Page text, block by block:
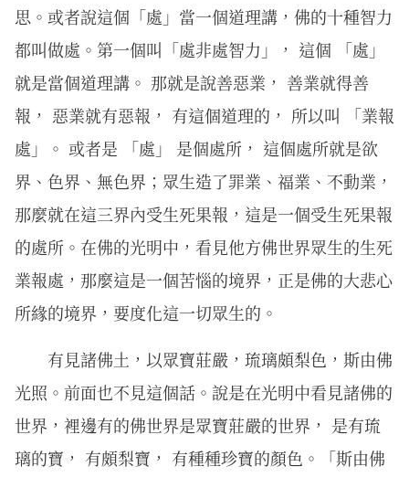
思。或者說這個「處」當一個道理講，佛的十種智力
都叫做處。第一個叫「處非處智力」， 這個 「處」
就是當個道理講。 那就是說善惡業， 善業就得善
報， 惡業就有惡報， 有這個道理的， 所以叫 「業報
處」。 或者是 「處」 是個處所， 這個處所就是欲
界、色界、無色界；眾生造了罪業、福業、不動業，
那麼就在這三界內受生死果報，這是一個受生死果報
的處所。在佛的光明中，看見他方佛世界眾生的生死
業報處，那麼這是一個苦惱的境界，正是佛的大悲心
所緣的境界，要度化這一切眾生的。
有見諸佛土，以眾寶莊嚴，琉璃頗梨色，斯由佛
光照。前面也不見這個話。說是在光明中看見諸佛的
世界，裡邊有的佛世界是眾寶莊嚴的世界， 是有琉
璃的寶， 有頗梨寶， 有種種珍寶的顏色。「斯由佛